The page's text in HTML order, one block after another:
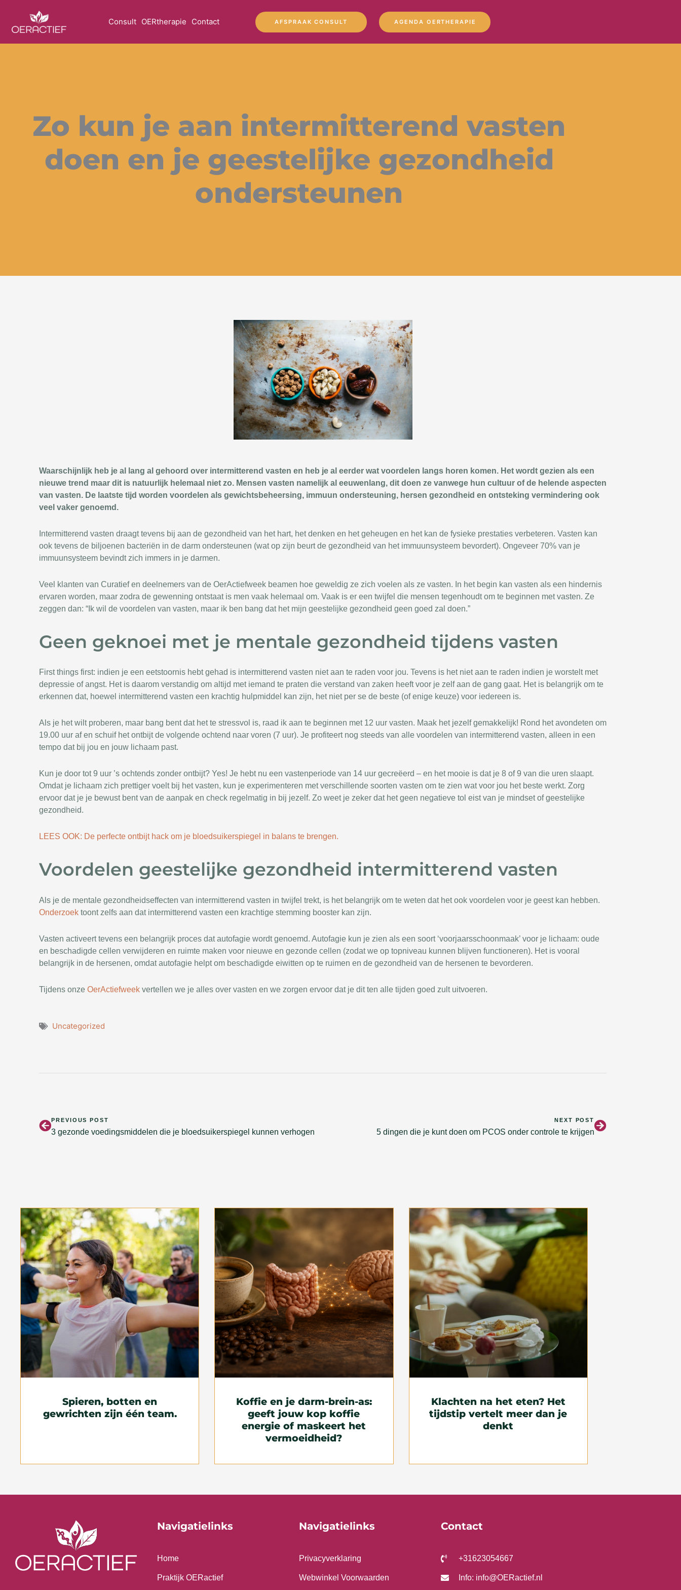
inhoud
Consult OERtherapie Contact AFSPRAAK CONSULT AGENDA OERTHERAPIE
Zo kun je aan intermitterend vasten
doen en je geestelijke gezondheid
ondersteunen
Waarschijnlijk heb je al lang al gehoord over intermitterend vasten en heb je al eerder wat voordelen langs horen komen. Het wordt gezien als een
nieuwe trend maar dit is natuurlijk helemaal niet zo. Mensen vasten namelijk al eeuwenlang, dit doen ze vanwege hun cultuur of de helende aspecten
van vasten. De laatste tijd worden voordelen als gewichtsbeheersing, immuun ondersteuning, hersen gezondheid en ontsteking vermindering ook
veel vaker genoemd.
Intermitterend vasten draagt tevens bij aan de gezondheid van het hart, het denken en het geheugen en het kan de fysieke prestaties verbeteren. Vasten kan
ook tevens de biljoenen bacteriën in de darm ondersteunen (wat op zijn beurt de gezondheid van het immuunsysteem bevordert). Ongeveer 70% van je
immuunsysteem bevindt zich immers in je darmen.
Veel klanten van Curatief en deelnemers van de OerActiefweek beamen hoe geweldig ze zich voelen als ze vasten. In het begin kan vasten als een hindernis
ervaren worden, maar zodra de gewenning ontstaat is men vaak helemaal om. Vaak is er een twijfel die mensen tegenhoudt om te beginnen met vasten. Ze
zeggen dan: “Ik wil de voordelen van vasten, maar ik ben bang dat het mijn geestelijke gezondheid geen goed zal doen.”
Geen geknoei met je mentale gezondheid tijdens vasten
First things first: indien je een eetstoornis hebt gehad is intermitterend vasten niet aan te raden voor jou. Tevens is het niet aan te raden indien je worstelt met
depressie of angst. Het is daarom verstandig om altijd met iemand te praten die verstand van zaken heeft voor je zelf aan de gang gaat. Het is belangrijk om te
erkennen dat, hoewel intermitterend vasten een krachtig hulpmiddel kan zijn, het niet per se de beste (of enige keuze) voor iedereen is.
Als je het wilt proberen, maar bang bent dat het te stressvol is, raad ik aan te beginnen met 12 uur vasten. Maak het jezelf gemakkelijk! Rond het avondeten om
19.00 uur af en schuif het ontbijt de volgende ochtend naar voren (7 uur). Je profiteert nog steeds van alle voordelen van intermitterend vasten, alleen in een
tempo dat bij jou en jouw lichaam past.
Kun je door tot 9 uur ’s ochtends zonder ontbijt? Yes! Je hebt nu een vastenperiode van 14 uur gecreëerd – en het mooie is dat je 8 of 9 van die uren slaapt.
Omdat je lichaam zich prettiger voelt bij het vasten, kun je experimenteren met verschillende soorten vasten om te zien wat voor jou het beste werkt. Zorg
ervoor dat je je bewust bent van de aanpak en check regelmatig in bij jezelf. Zo weet je zeker dat het geen negatieve tol eist van je mindset of geestelijke
gezondheid.
LEES OOK: De perfecte ontbijt hack om je bloedsuikerspiegel in balans te brengen.
Voordelen geestelijke gezondheid intermitterend vasten
Als je de mentale gezondheidseffecten van intermitterend vasten in twijfel trekt, is het belangrijk om te weten dat het ook voordelen voor je geest kan hebben.
Onderzoek toont zelfs aan dat intermitterend vasten een krachtige stemming booster kan zijn.
Vasten activeert tevens een belangrijk proces dat autofagie wordt genoemd. Autofagie kun je zien als een soort ‘voorjaarsschoonmaak’ voor je lichaam: oude
en beschadigde cellen verwijderen en ruimte maken voor nieuwe en gezonde cellen (zodat we op topniveau kunnen blijven functioneren). Het is vooral
belangrijk in de hersenen, omdat autofagie helpt om beschadigde eiwitten op te ruimen en de gezondheid van de hersenen te bevorderen.
Tijdens onzeOerActiefweekvertellen we je alles over vasten en we zorgen ervoor dat je dit ten alle tijden goed zult uitvoeren.
Uncategorized
PREVIOUS POST
3 gezonde voedingsmiddelen die je bloedsuikerspiegel kunnen verhogen
NEXT POST
5 dingen die je kunt doen om PCOS onder controle te krijgen
Spieren, botten en
gewrichten zijn één team.
Koffie en je darm-brein-as:
geeft jouw kop koffie
energie of maskeert het
vermoeidheid?
Klachten na het eten? Het
tijdstip vertelt meer dan je
denkt
Navigatielinks
Home
Praktijk OERactief
Navigatielinks
Privacyverklaring
Webwinkel Voorwaarden
Contact
+31623054667
Info: info@OERactief.nl